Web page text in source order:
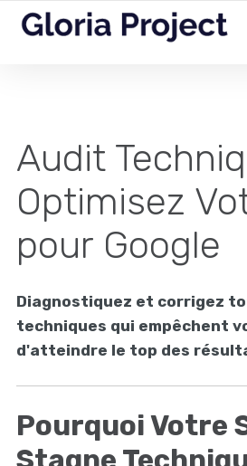
Audit
Optimisez
pour Google
Diagnostiquez et corrigez
techniques qui empêchent
d'atteindre le top des
Pourquoi Votre